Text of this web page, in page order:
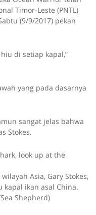
Timor-Leste (PNTL)
(9/9/2017) pekan
di setiap kapal,”
yang pada dasarnya
sangat jelas bahwa
Stokes.
Asia, Gary Stokes,
ikan asal China.
Shepherd)